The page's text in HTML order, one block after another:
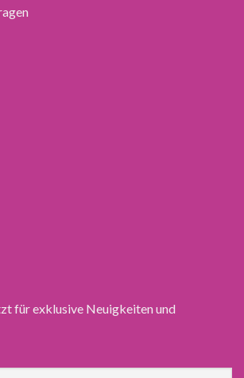
für exklusive Neuigkeiten und